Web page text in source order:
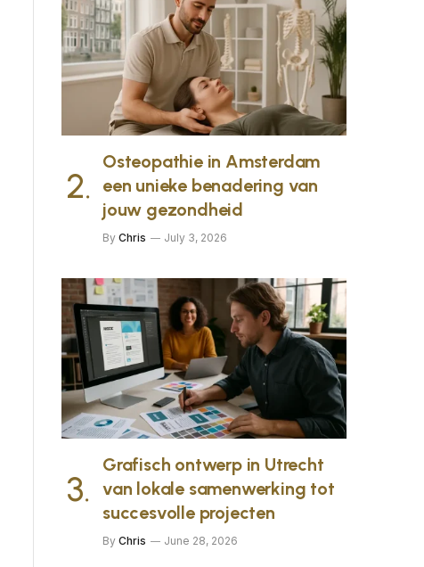
Osteopathie in Amsterdam
een unieke benadering van
jouw gezondheid
By Chris July 3, 2026
Grafisch ontwerp in Utrecht
van lokale samenwerking tot
succesvolle projecten
By Chris June 28, 2026